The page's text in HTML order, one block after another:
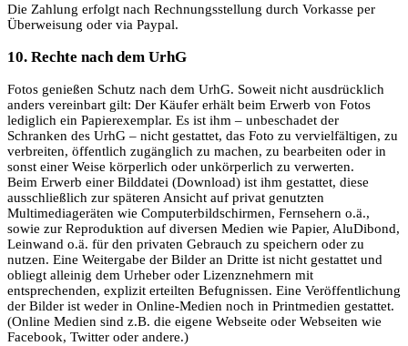
Die Zahlung erfolgt nach Rechnungsstellung durch Vorkasse per
Überweisung oder via Paypal.
10. Rechte nach dem UrhG
Fotos genießen Schutz nach dem UrhG. Soweit nicht ausdrücklich
anders vereinbart gilt: Der Käufer erhält beim Erwerb von Fotos
lediglich ein Papierexemplar. Es ist ihm – unbeschadet der
Schranken des UrhG – nicht gestattet, das Foto zu vervielfältigen, zu
verbreiten, öffentlich zugänglich zu machen, zu bearbeiten oder in
sonst einer Weise körperlich oder unkörperlich zu verwerten.
Beim Erwerb einer Bilddatei (Download) ist ihm gestattet, diese
ausschließlich zur späteren Ansicht auf privat genutzten
Multimediageräten wie Computerbildschirmen, Fernsehern o.ä.,
sowie zur Reproduktion auf diversen Medien wie Papier, AluDibond,
Leinwand o.ä. für den privaten Gebrauch zu speichern oder zu
nutzen. Eine Weitergabe der Bilder an Dritte ist nicht gestattet und
obliegt alleinig dem Urheber oder Lizenznehmern mit
entsprechenden, explizit erteilten Befugnissen. Eine Veröffentlichung
der Bilder ist weder in Online-Medien noch in Printmedien gestattet.
(Online Medien sind z.B. die eigene Webseite oder Webseiten wie
Facebook, Twitter oder andere.)